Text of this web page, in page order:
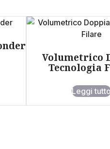
Volumetrico
Tecnologia
Leggi